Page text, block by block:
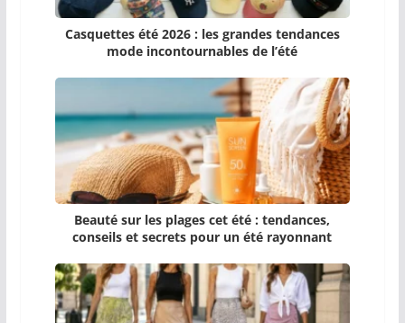
Casquettes été 2026 : les grandes tendances
mode incontournables de l’été
Beauté sur les plages cet été : tendances,
conseils et secrets pour un été rayonnant